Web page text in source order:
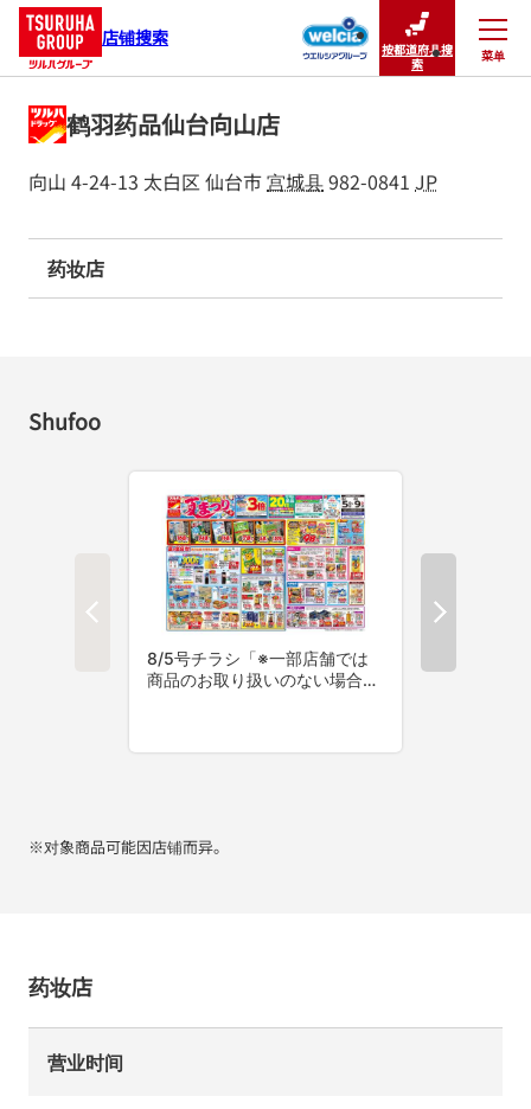
店铺搜索
按都道府县搜
索
菜单
关闭
鹤羽药品仙台向山店
向山 4-24-13 太白区仙台市宫城县982-0841 JP
药妆店
Shufoo
※对象商品可能因店铺而异。
药妆店
营业时间